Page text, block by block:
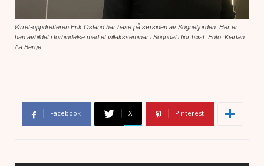
Ørret-oppdretteren Erik Osland har base på sørsiden av Sognefjorden. Her er
han avbildet i forbindelse med et villaksseminar i Sogndal i fjor høst. Foto: Kjartan
Aa Berge
Facebook X Pinterest